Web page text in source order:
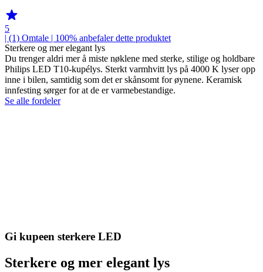
5
| (1) Omtale | 100% anbefaler dette produktet
Sterkere og mer elegant lys
Du trenger aldri mer å miste nøklene med sterke, stilige og holdbare
Philips LED T10-kupélys. Sterkt varmhvitt lys på 4000 K lyser opp
inne i bilen, samtidig som det er skånsomt for øynene. Keramisk
innfesting sørger for at de er varmebestandige.
Se alle fordeler
Gi kupeen sterkere LED
Sterkere og mer elegant lys